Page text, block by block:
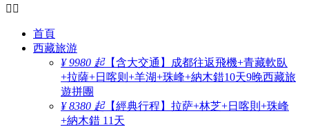
 
首頁
西藏旅游
¥ 9980 起【含大交通】成都往返飛機+青藏軟臥
+拉薩+日喀则+羊湖+珠峰+納木錯10天9晚西藏旅
遊拼團
¥ 8380 起【經典行程】拉萨+林芝+日喀則+珠峰
+納木錯 11天